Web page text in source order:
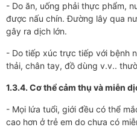
- Do ăn, uống phải thực phẩm,
đ­­­ược nấu chín. Đường lây qua
gây ra dịch lớn.
- Do tiếp xúc trực tiếp với bệnh
thải, chân tay, đồ dùng v.v..
1.3.4. Cơ thể cảm thụ và miễn
- Mọi lứa tuổi, giới đều có thể
cao hơn ở trẻ em do ch­ưa có